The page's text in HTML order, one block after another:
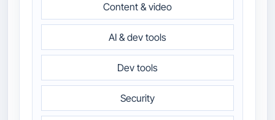
Content & video
AI & dev tools
Dev tools
Security